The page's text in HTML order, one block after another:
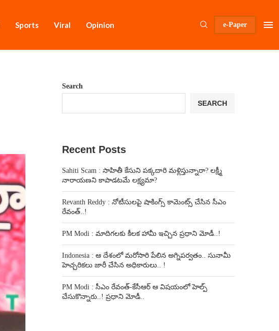
Sports Viral Opinion e-Paper
Search
SEARCH
Recent Posts
Sahiti Scam : సాహితీ కేసుని పక్కదారి మళ్లిస్తున్నారా? లక్ష్మీ
నారాయణని కాపాడటమే లక్ష్యమా?
Revanth Reddy : నోటీసులపై షాకింగ్స్ కామెంట్స్ చేసిన సీఎం
రేవంత్..!
PM Modi : మాదిగలకు కీలక హామీ ఇచ్చిన ప్రధాని మోడీ..!
Indonesia : ఆ దేశంలో మరోసారి పేలిన అగ్నిపర్వతం.. సునామీ
హెచ్చరికలు జారీ చేసిన అధికారులు.. !
PM Modi : సీఎం రేవంత్-కేసీఆర్ ఆ విషయంలో హెల్ప్
చేసుకొన్నారు..! ప్రధాని మోడీ..